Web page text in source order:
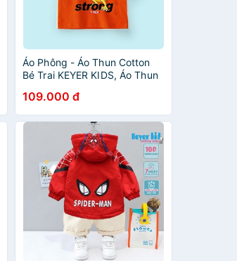
Áo Phông - Áo Thun Cotton
Bé Trai KEYER KIDS, Áo Thun
Hình in Khủng Long Dễ
Thương AT47
109.000 đ